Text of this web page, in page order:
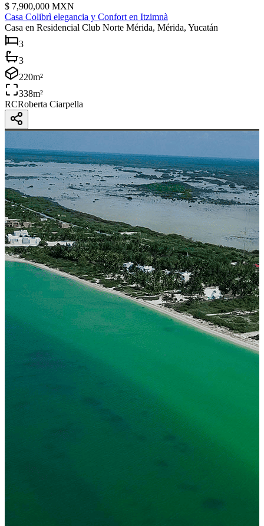
$ 7,900,000 MXN
Casa Colibrì elegancia y Confort en Itzimnà
Casa en Residencial Club Norte Mérida, Mérida, Yucatán
3
3
220m²
338m²
RCRoberta Ciarpella